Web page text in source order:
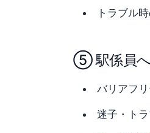
トラブル
⑤ 駅係員へ
バリアフ
迷子・ト